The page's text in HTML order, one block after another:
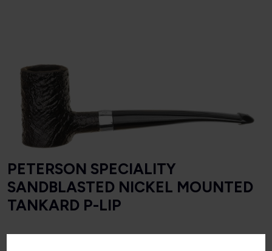
PETERSON SPECIALITY
SANDBLASTED NICKEL MOUNTED
TANKARD P-LIP